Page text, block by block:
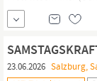
bedeutet: eine;
innovativen
anspruchsvolle
;kennenzulernen die
23.06.2026 Salzburg,